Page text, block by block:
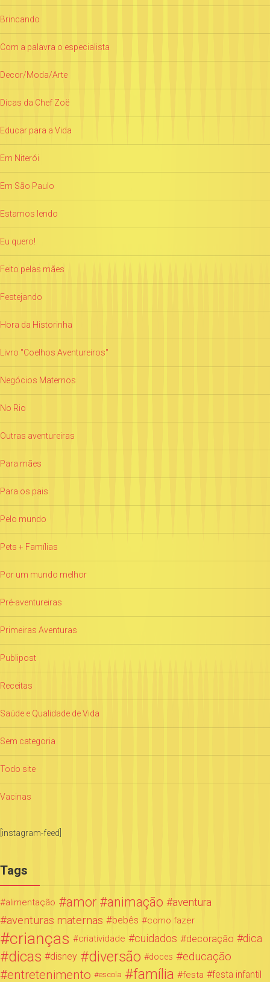
Brincando
Com a palavra o especialista
Decor/Moda/Arte
Dicas da Chef Zoë
Educar para a Vida
Em Niterói
Em São Paulo
Estamos lendo
Eu quero!
Feito pelas mães
Festejando
Hora da Historinha
Livro "Coelhos Aventureiros"
Negócios Maternos
No Rio
Outras aventureiras
Para mães
Para os pais
Pelo mundo
Pets + Famílias
Por um mundo melhor
Pré-aventureiras
Primeiras Aventuras
Publipost
Receitas
Saúde e Qualidade de Vida
Sem categoria
Todo site
Vacinas
[instagram-feed]
Tags
alimentação amor animação aventura
aventuras maternas bebês como fazer
crianças criatividade cuidados decoração dica
dicas disney diversão doces educação
entretenimento escola família festa festa infantil